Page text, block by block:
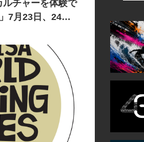
ルチャーを体験で
7月23日、24日